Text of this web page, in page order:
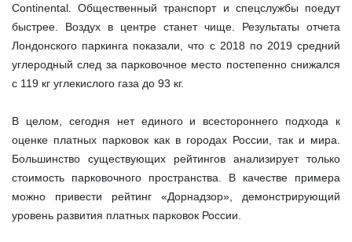
Continental. Общественный транспорт и спецслужбы поедут
быстрее. Воздух в центре станет чище. Результаты отчета
Лондонского паркинга показали, что с 2018 по 2019 средний
углеродный след за парковочное место постепенно снижался
с 119 кг углекислого газа до 93 кг.
В целом, сегодня нет единого и всестороннего подхода к
оценке платных парковок как в городах России, так и мира.
Большинство существующих рейтингов анализирует только
стоимость парковочного пространства. В качестве примера
можно привести рейтинг «Дорнадзор», демонстрирующий
уровень развития платных парковок России.